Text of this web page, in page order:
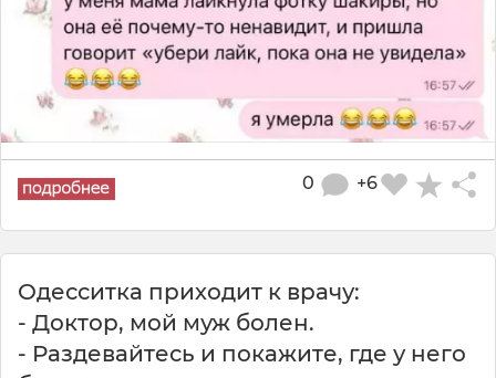
+6
0
Одесситка приходит к врачу:
- Доктор, мой муж болен.
- Раздевайтесь и покажите, где у него